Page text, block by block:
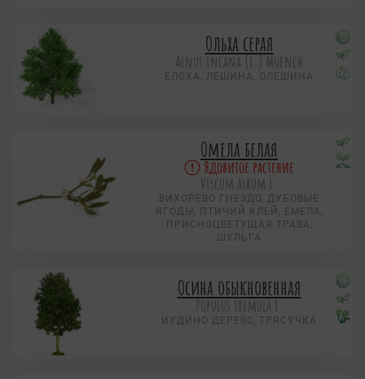
Ольха серая
Alnus incana (L.) Moench
ЕЛОХА, ЛЕШИНА, ОЛЕШИНА
Омела белая
Ядовитое растение
Viscum album L.
ВИХОРЕВО ГНЕЗДО, ДУБОВЫЕ
ЯГОДЫ, ПТИЧИЙ КЛЕЙ, ЕМЕЛА,
ПРИСНОЦВЕТУЩАЯ ТРАВА,
ШУЛЬГА
Осина обыкновенная
Populus tremula L.
ИУДИНО ДЕРЕВО, ТРЯСУЧКА